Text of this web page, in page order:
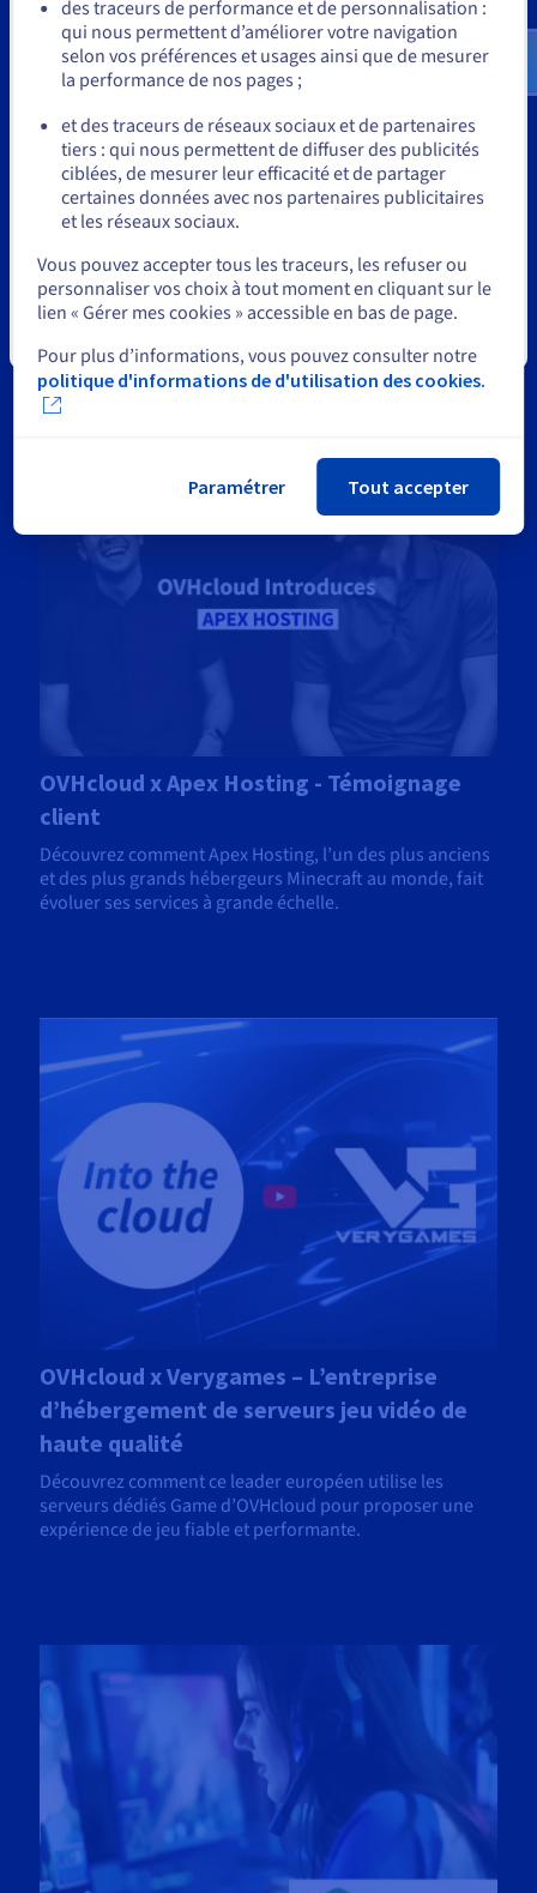
Le réseau mondial d’OVHcloud, sa faible latence, son
matériel haut de gamme et sa protection DDoS avancée
nous permettent d’offrir la stabilité, les performances et
la sécurité que les joueurs attendent.
Alistair MacFarlane
COO de Facepunch Studios
OVHcloud x Apex Hosting - Témoignage
client
Découvrez comment Apex Hosting, l’un des plus anciens
et des plus grands hébergeurs Minecraft au monde, fait
évoluer ses services à grande échelle.
OVHcloud x Verygames – L’entreprise
d’hébergement de serveurs jeu vidéo de
haute qualité
Découvrez comment ce leader européen utilise les
serveurs dédiés Game d’OVHcloud pour proposer une
expérience de jeu fiable et performante.
us.ovhcloud.com/
Anglais USD - $
ou
Rester sur le site actuel
Sélectionner un autre site web
des traceurs de performance et de personnalisation :
qui nous permettent d’améliorer votre navigation
selon vos préférences et usages ainsi que de mesurer
la performance de nos pages ;
et des traceurs de réseaux sociaux et de partenaires
tiers : qui nous permettent de diffuser des publicités
ciblées, de mesurer leur efficacité et de partager
certaines données avec nos partenaires publicitaires
et les réseaux sociaux.
Vous pouvez accepter tous les traceurs, les refuser ou
personnaliser vos choix à tout moment en cliquant sur le
lien « Gérer mes cookies » accessible en bas de page.
Pour plus d’informations, vous pouvez consulter notre
politique d'informations de d'utilisation des cookies.
Paramétrer Tout accepter